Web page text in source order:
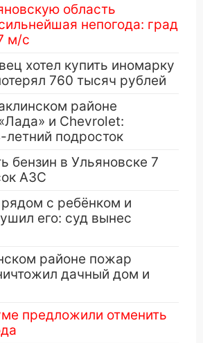
область
непогода: град
м/с
хотел купить иномарку
760 тысяч рублей
районе
и Chevrolet:
летний подросток
бензин в Ульяновске 7
АЗС
с ребёнком и
его: суд вынес
районе пожар
дачный дом и
предложили отменить